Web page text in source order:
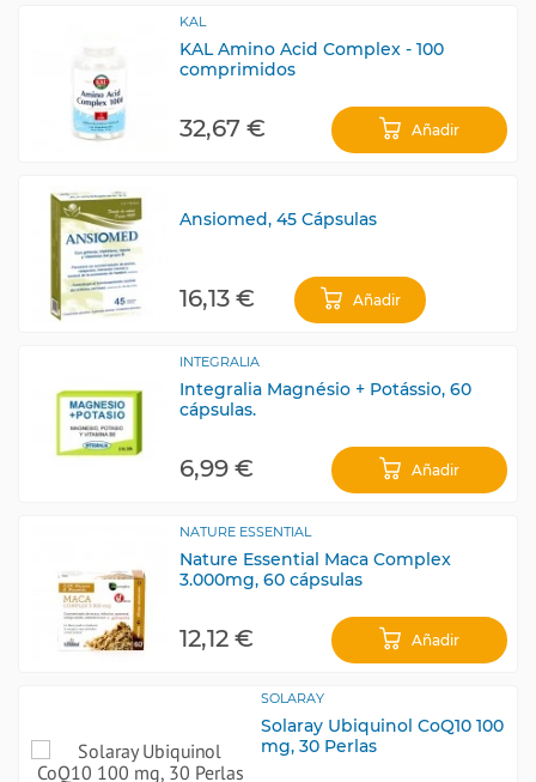
KAL
KAL Amino Acid Complex - 100
comprimidos
32,67 € Añadir
Ansiomed, 45 Cápsulas
16,13 € Añadir
INTEGRALIA
Integralia Magnésio + Potássio, 60
cápsulas.
6,99 € Añadir
NATURE ESSENTIAL
Nature Essential Maca Complex
3.000mg, 60 cápsulas
12,12 € Añadir
SOLARAY
Solaray Ubiquinol CoQ10 100
mg, 30 Perlas